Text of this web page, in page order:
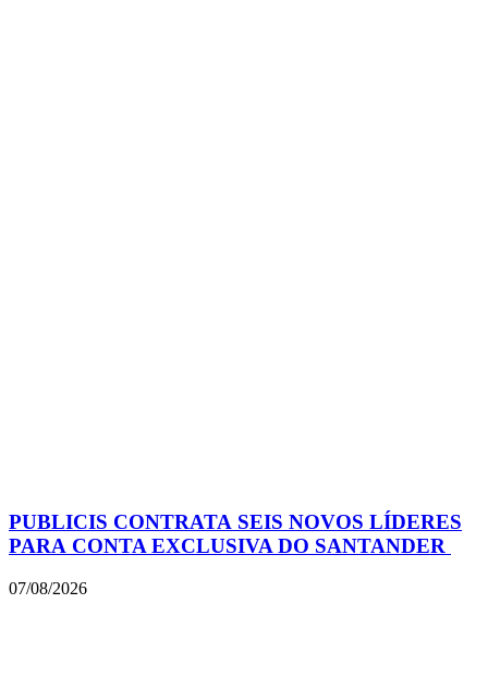
PUBLICIS CONTRATA SEIS NOVOS LÍDERES
PARA CONTA EXCLUSIVA DO SANTANDER
07/08/2026